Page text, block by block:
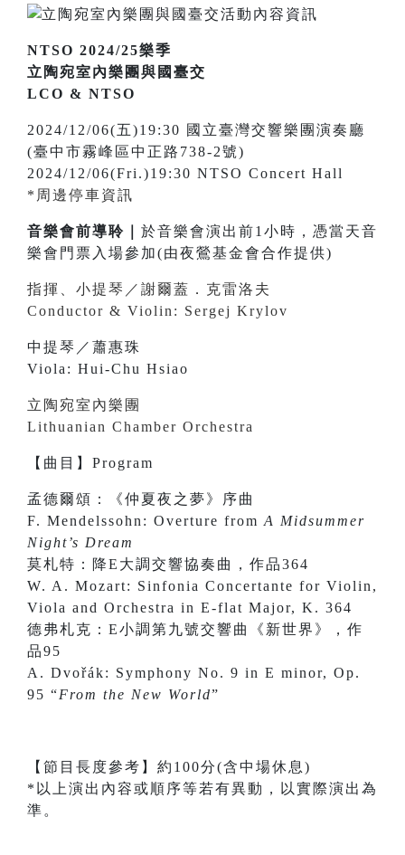
NTSO 2024/25樂季
立陶宛室內樂團與國臺交
LCO & NTSO
2024/12/06(五)19:30 國立臺灣交響樂團演奏廳
(臺中市霧峰區中正路738-2號)
2024/12/06(Fri.)19:30 NTSO Concert Hall
*周邊停車資訊
音樂會前導聆｜ 於音樂會演出前1小時，憑當天音
樂會門票入場參加(由夜鶯基金會合作提供)
指揮、小提琴／謝爾蓋．克雷洛夫
Conductor & Violin: Sergej Krylov
中提琴／蕭惠珠
Viola: Hui-Chu Hsiao
立陶宛室內樂團
Lithuanian Chamber Orchestra
【曲目】Program
孟德爾頌：《仲夏夜之夢》序曲
F. Mendelssohn: Overture from A Midsummer
Night’s Dream
莫札特：降E大調交響協奏曲，作品364
W. A. Mozart: Sinfonia Concertante for Violin,
Viola and Orchestra in E-flat Major, K. 364
德弗札克：E小調第九號交響曲《新世界》，作
品95
A. Dvořák: Symphony No. 9 in E minor, Op.
95 “From the New World”
【節目長度參考】約100分(含中場休息)
*以上演出內容或順序等若有異動，以實際演出為
準。